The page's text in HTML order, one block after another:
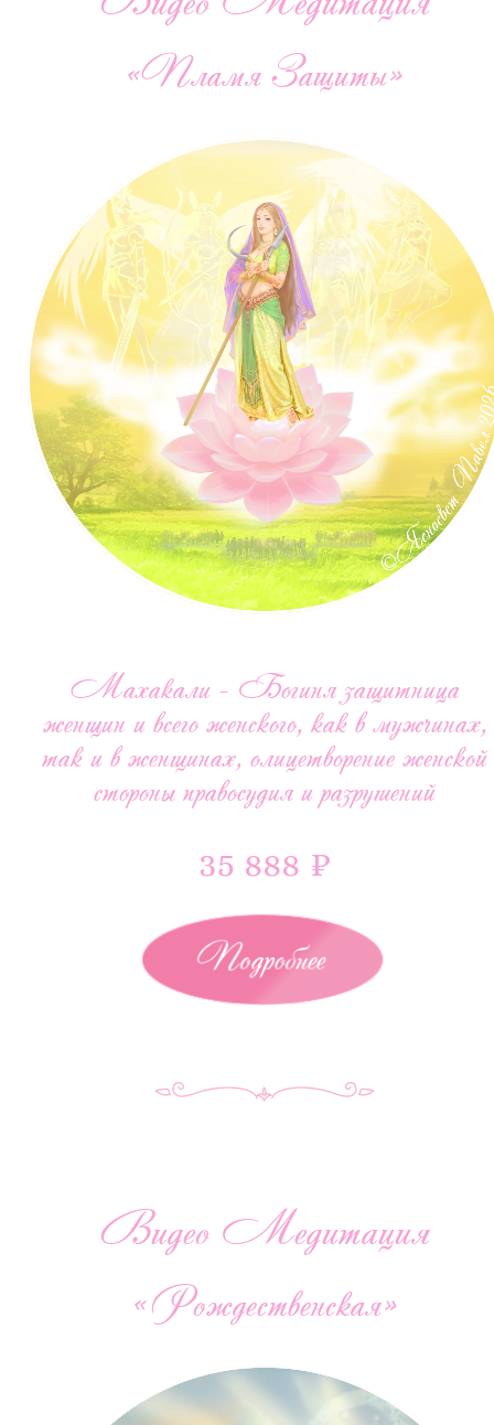
«Пламя Защиты»
Махакали - Богиня защитница
женщин и всего женского, как в мужчинах,
так и в женщинах, олицетворение женской
стороны правосудия и разрушений
35 888 ₽
Подробнее
Видео Медитация
«Рождественская»